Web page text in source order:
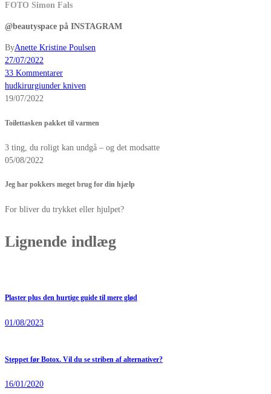
FOTO Simon Fals
@beautyspace på INSTAGRAM
ByAnette Kristine Poulsen
27/07/2022
33 Kommentarer
hudkirurgiunder kniven
19/07/2022
Toilettasken pakket til varmen
3 ting, du roligt kan undgå – og det modsatte
05/08/2022
Jeg har pokkers meget brug for din hjælp
For bliver du trykket eller hjulpet?
Lignende indlæg
Plaster plus den hurtige guide til mere glød
01/08/2023
Steppet før Botox. Vil du se striben af alternativer?
16/01/2020